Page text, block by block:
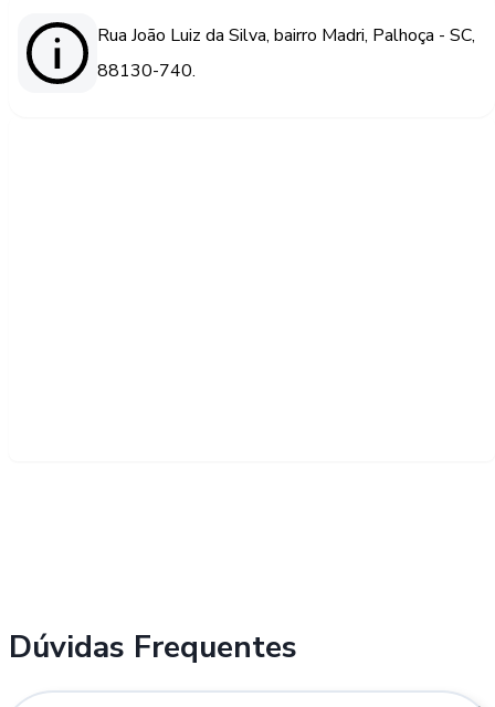
Rua João Luiz da Silva, bairro Madri, Palhoça - SC,
88130-740.
Dúvidas Frequentes